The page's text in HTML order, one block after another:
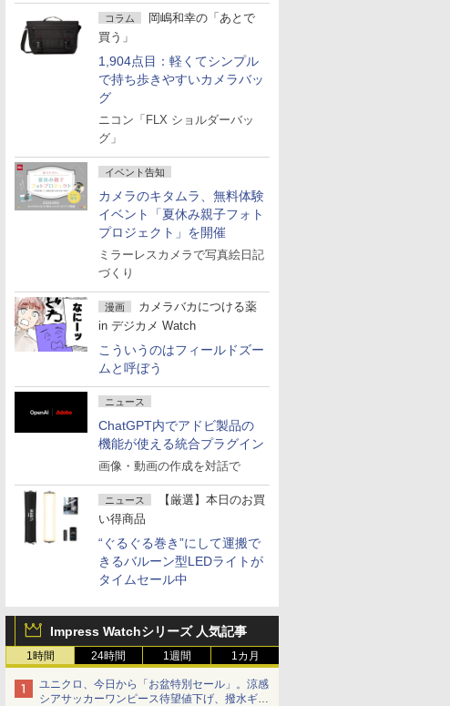
コラム
岡嶋和幸の「あとで
買う」
1,904点目：軽くてシンプル
で持ち歩きやすいカメラバッ
グ
ニコン「FLX ショルダーバッ
グ」
イベント告知
カメラのキタムラ、無料体験
イベント「夏休み親子フォト
プロジェクト」を開催
ミラーレスカメラで写真絵日記
づくり
漫画
カメラバカにつける薬
in デジカメ Watch
こういうのはフィールドズー
ムと呼ぼう
ニュース
ChatGPT内でアドビ製品の
機能が使える統合プラグイン
画像・動画の作成を対話で
ニュース
【厳選】本日のお買
い得商品
“ぐるぐる巻き”にして運搬で
きるバルーン型LEDライトが
タイムセール中
Impress Watchシリーズ 人気記事
1時間 24時間 1週間 1カ月
ユニクロ、今日から「お盆特別セール」。涼感
シアサッカーワンピース待望値下げ、撥水ギア